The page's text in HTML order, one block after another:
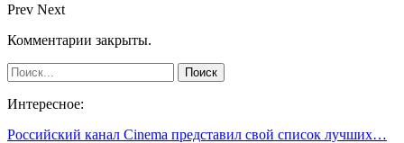
Prev Next
Комментарии закрыты.
Интересное:
Российский канал Cinema представил свой список лучших…